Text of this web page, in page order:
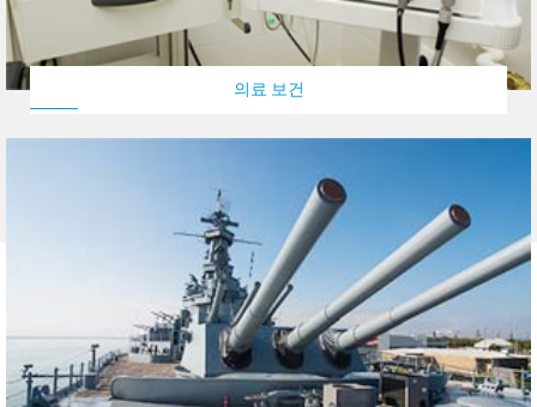
의료 보건